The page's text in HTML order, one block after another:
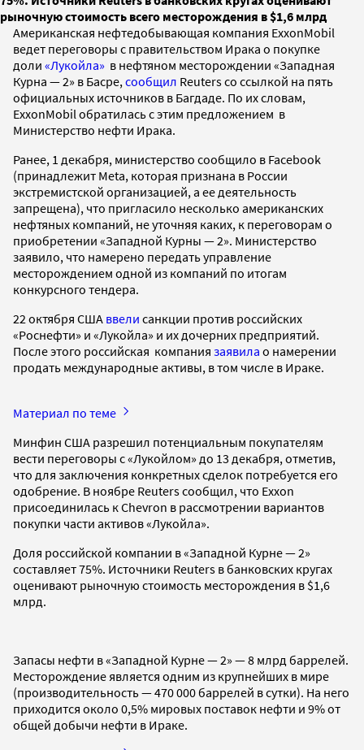
рыночную стоимость всего месторождения в $1,6 млрд
Американская нефтедобывающая компания ExxonMobil
ведет переговоры с правительством Ирака о покупке
доли «Лукойла» в нефтяном месторождении «Западная
Курна — 2» в Басре, сообщил Reuters со ссылкой на пять
официальных источников в Багдаде. По их словам,
ExxonMobil обратилась с этим предложением в
Министерство нефти Ирака.
Ранее, 1 декабря, министерство сообщило в Facebook
(принадлежит Meta, которая признана в России
экстремистской организацией, а ее деятельность
запрещена), что пригласило несколько американских
нефтяных компаний, не уточняя каких, к переговорам о
приобретении «Западной Курны — 2». Министерство
заявило, что намерено передать управление
месторождением одной из компаний по итогам
конкурсного тендера.
22 октября США ввели санкции против российских
«Роснефти» и «Лукойла» и их дочерних предприятий.
После этого российская компания заявила о намерении
продать международные активы, в том числе в Ираке.
Материал по теме
Минфин США разрешил потенциальным покупателям
вести переговоры с «Лукойлом» до 13 декабря, отметив,
что для заключения конкретных сделок потребуется его
одобрение. В ноябре Reuters сообщил, что Exxon
присоединилась к Chevron в рассмотрении вариантов
покупки части активов «Лукойла».
Доля российской компании в «Западной Курне — 2»
составляет 75%. Источники Reuters в банковских кругах
оценивают рыночную стоимость месторождения в $1,6
млрд.
Запасы нефти в «Западной Курне — 2» — 8 млрд баррелей.
Месторождение является одним из крупнейших в мире
(производительность — 470 000 баррелей в сутки). На него
приходится около 0,5% мировых поставок нефти и 9% от
общей добычи нефти в Ираке.